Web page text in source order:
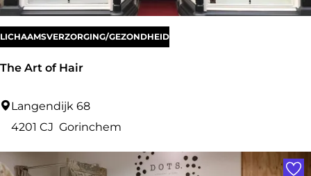
The Art of Hair
T
A
Langendijk 68
4201 CJ Gorinchem
LICHAAMSVERZORGING/GEZONDHEID